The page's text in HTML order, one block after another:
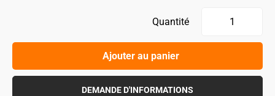
Quantité
Ajouter au panier
DEMANDE D'INFORMATIONS